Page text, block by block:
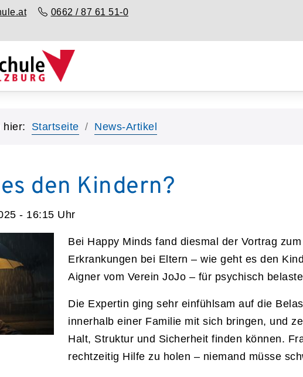
0662 / 87 61 51-0
hier: Startseite News-Artikel
den Kindern?
- 16:15 Uhr
Bei Happy Minds fand diesmal der Vortrag
Erkrankungen bei Eltern – wie geht es den
Aigner vom Verein JoJo – für psychisch
Die Expertin ging sehr einfühlsam auf die
innerhalb einer Familie mit sich bringen, und
Halt, Struktur und Sicherheit finden können.
rechtzeitig Hilfe zu holen – niemand müsse